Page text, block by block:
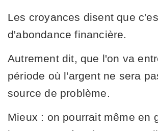
Les croyances disent que
d'abondance financière.
Autrement dit, que l'on va
période où l'argent ne sera
source de problème.
Mieux : on pourrait même en